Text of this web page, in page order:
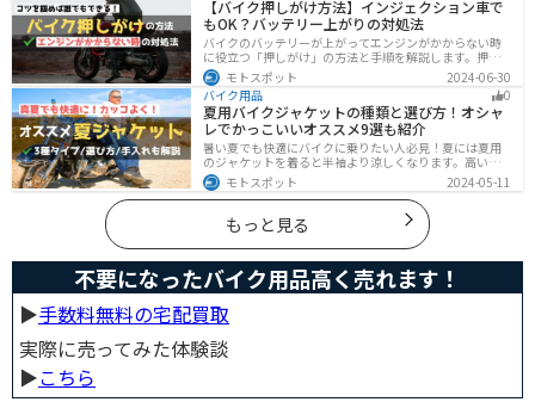
イクを楽しむコツがわかります。
【バイク押しがけ方法】インジェクション車で
もOK？バッテリー上がりの対処法
バイクのバッテリーが上がってエンジンがかからない時
に役立つ「押しがけ」の方法と手順を解説します。押し
がけができるバイクとできないバイクがあるので、自分
のバイクができるのか確認しておきましょう。
モトスポット
2024-06-30
バイク用品
0
夏用バイクジャケットの種類と選び方！オシャ
レでかっこいいオススメ9選も紹介
暑い夏でも快適にバイクに乗りたい人必見！夏には夏用
のジャケットを着ると半袖より涼しくなります。高い透
湿性のフルメッシュ素材やハーフメッシュはもちろん、
デザイン性に優れたテキスタイルジャケットもあるの
で、カッコよくバイクに乗りたい人でも使える装備があ
ります。
モトスポット 2024-05-11
もっと見る
不要になったバイク用品高く売れます！
▶︎手数料無料の宅配買取
実際に売ってみた体験談
▶︎こちら